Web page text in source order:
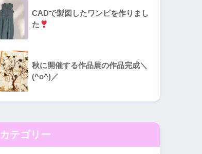
CADで製図したワンピを作りまし
た
秋に開催する作品展の作品完成＼
(^o^)／
カテゴリー